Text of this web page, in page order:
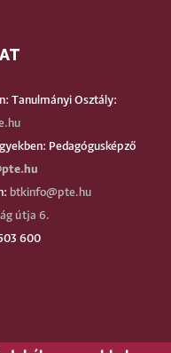
Tanulmányi Osztály:
Pedagógusképző
btkinfo@pte.hu
útja 6.
600